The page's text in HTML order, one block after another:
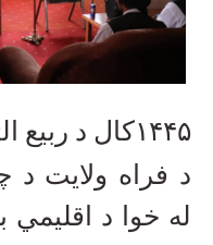
۱۴۴۵کال د ربیع
د فراه ولایت د
له خوا د اقلیمي